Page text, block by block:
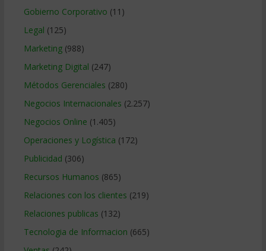
Gobierno Corporativo (11)
Legal (125)
Marketing(988)
Marketing Digital (247)
Métodos Gerenciales (280)
Negocios Internacionales (2.257)
Negocios Online (1.405)
Operaciones y Logística (172)
Publicidad (306)
Recursos Humanos (865)
Relaciones con los clientes (219)
Relaciones publicas (132)
Tecnologia de Informacion (665)